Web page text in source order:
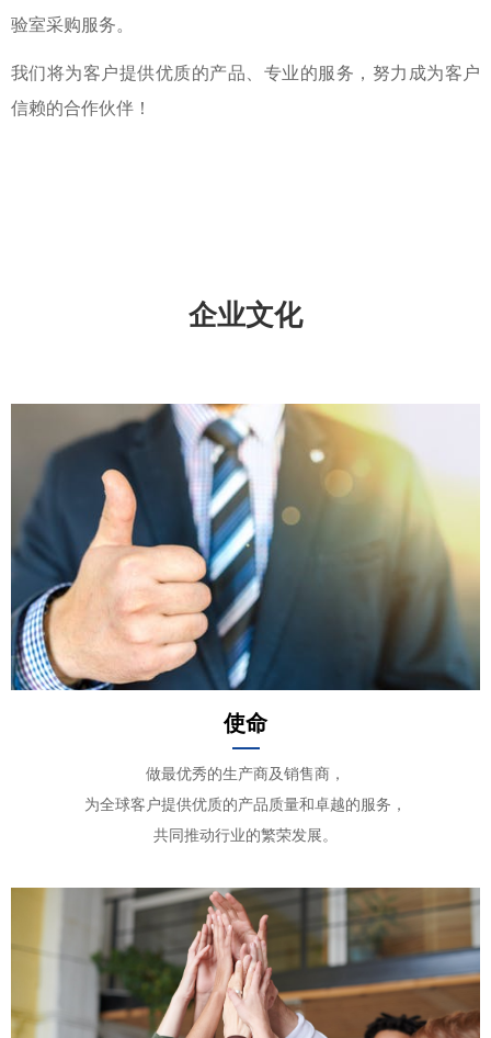
验室采购服务。
我们将为客户提供优质的产品、专业的服务，努力成为客户
信赖的合作伙伴！
企业文化
使命
做最优秀的生产商及销售商，
为全球客户提供优质的产品质量和卓越的服务，
共同推动行业的繁荣发展。